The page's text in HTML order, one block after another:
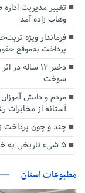
تغییر مدیریت
وهاب زاده آمد
پرداخت به‌موقع
دختر ۱۲
سوخت
مردم و دانش
آستانه از مخابرات
چند و چون
۵ شیء تاریخی به خانه موزه قرائی اهداء شد
مطبوعات استان